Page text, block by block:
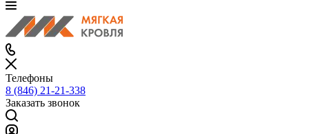
Телефоны
8 (846) 21-21-338
Заказать звонок